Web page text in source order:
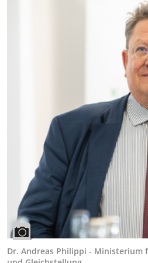
Dr. Andreas Philippi - Ministerium